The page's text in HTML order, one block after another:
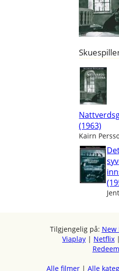
(1963)
Kairn
Tilgjengelig på: New
Viaplay | Netflix |
Alle filmer| Alle